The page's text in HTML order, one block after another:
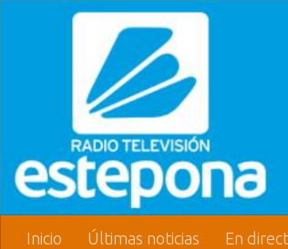
Inicio Últimas noticias En